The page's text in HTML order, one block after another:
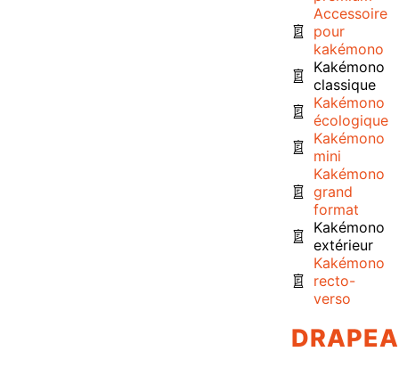
Accessoire
pour
kakémono
Kakémono
classique
Kakémono
écologique
Kakémono
mini
Kakémono
grand
format
Kakémono
extérieur
Kakémono
recto-
verso